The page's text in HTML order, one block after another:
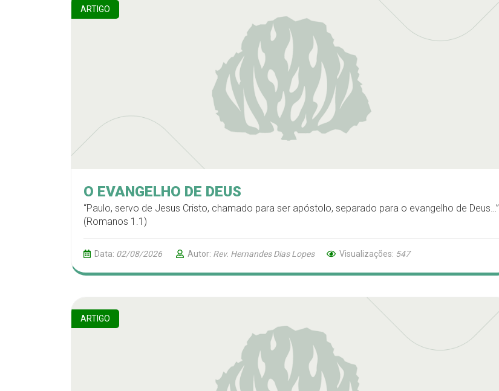
ARTIGO
O EVANGELHO DE DEUS
“Paulo, servo de Jesus Cristo, chamado para ser apóstolo, separado para o evangelho de Deus…”
(Romanos 1.1)
Data: 02/08/2026 Autor: Rev. Hernandes Dias Lopes Visualizações: 547
ARTIGO